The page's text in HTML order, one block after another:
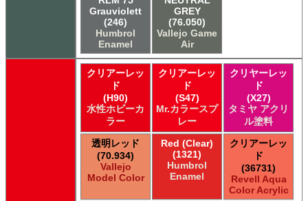
Grauviolett
(246)
Humbrol
Enamel
GREY
(76.050)
Vallejo Game
Air
クリアーレッ
ド
(H90)
水性ホビーカ
ラー
クリアーレッ
ド
(S47)
Mr.カラースプ
レー
クリヤーレッ
ド
(X27)
タミヤ アクリ
ル塗料
透明レッド
(70.934)
Vallejo
Model Color
Red (Clear)
(1321)
Humbrol
Enamel
クリアーレッ
ド
(36731)
Revell Aqua
Color Acrylic